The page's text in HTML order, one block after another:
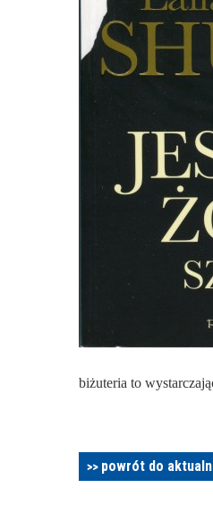
biżuteria to
powrót do